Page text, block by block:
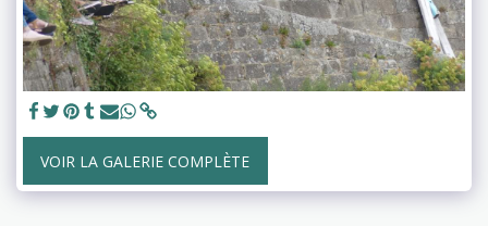
VOIR LA GALERIE COMPLÈTE